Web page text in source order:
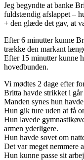
Jeg begyndte at banke
fuldstændig afslappet –
+ den glæde det gav, at
Efter 6 minutter kunne
trække den markant
Efter 15 minutter kunne
hovedbunden.
Vi mødtes 2 dage efter
Britta havde strikket i
Manden synes hun
Hun gik ture uden at få
Hun lavede
armen yderligere.
Hun havde sovet om
Det var meget nemmere
Hun kunne passe sit